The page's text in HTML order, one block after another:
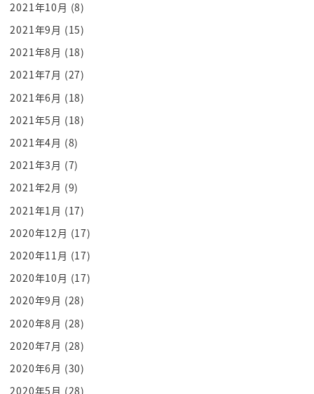
でも僕はこんな
ことを想いのしなかった創業当時は salesforce の
ceo なんだっ
これがめっちゃ欲しいですよね
にょんどんみんながですねセールスフォース c よう
に求めるレベルが上がってるん
ですよ
くらい違ってる lgbt について言ってくれますよねと
か
女性問題についてはもちろん改善してくるんですよ
ねとか
それがさらに進んだのはですね人種問題に関するこ
とだったんですね
twitter で a
ダン黒人男性がですね白人の景観にですね
罪を犯してないのに射殺されてしまうという
そういう事件が起きたわけですねそれは
とそういう事件というのはアメリカ
2021年10月 (8)
2021年9月 (15)
2021年8月 (18)
2021年7月 (27)
2021年6月 (18)
2021年5月 (18)
2021年4月 (8)
2021年3月 (7)
2021年2月 (9)
2021年1月 (17)
2020年12月 (17)
2020年11月 (17)
2020年10月 (17)
2020年9月 (28)
2020年8月 (28)
2020年7月 (28)
2020年6月 (30)
2020年5月 (28)